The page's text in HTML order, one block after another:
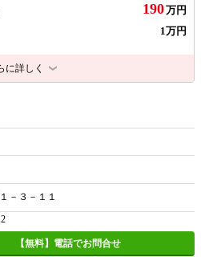
190万円
1万円
に詳しく
－３－１１
【無料】電話でお問合せ